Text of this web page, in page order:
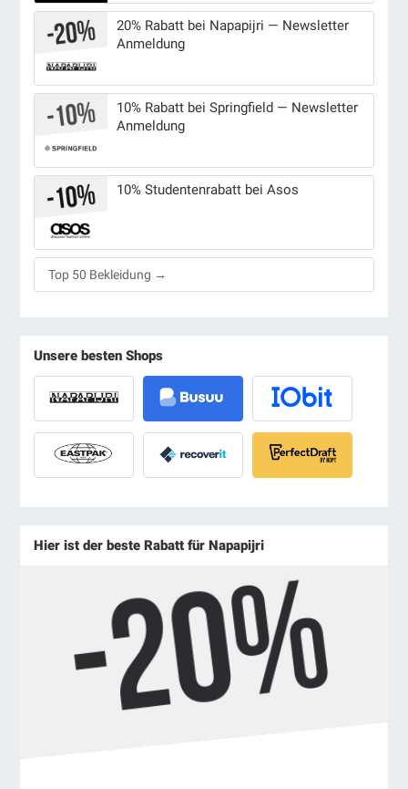
20% Rabatt bei Napapijri — Newsletter
Anmeldung
10% Rabatt bei Springfield — Newsletter
Anmeldung
10% Studentenrabatt bei Asos
Top 50 Bekleidung →
Unsere besten Shops
Hier ist der beste Rabatt für Napapijri